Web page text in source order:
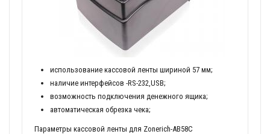
использование кассовой ленты шириной 57 мм;
наличие интерфейсов -RS-232,USB;
возможность подключения денежного ящика;
автоматическая обрезка чека;
Параметры кассовой ленты для Zonerich-AB58C